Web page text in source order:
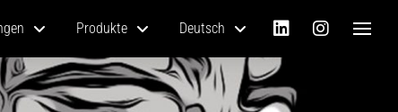
Produkte Deutsch